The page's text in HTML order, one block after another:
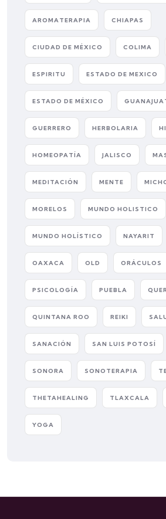
AROMATERAPIA CHIAPAS
CIUDAD DE MÉXICO COLIMA
ESPIRITU ESTADO DE MEXICO
ESTADO DE MÉXICO
GUERRERO HERBOLARIA
HOMEOPATÍA JALISCO
MEDITACIÓN MENTE
MORELOS MUNDO HOLISTICO
MUNDO HOLÍSTICO NAYARIT
OAXACA OLD ORÁCULOS
PSICOLOGÍA PUEBLA
QUINTANA ROO REIKI
SANACIÓN SAN LUIS POTOSÍ
SONORA SONOTERAPIA
THETAHEALING TLAXCALA
YOGA